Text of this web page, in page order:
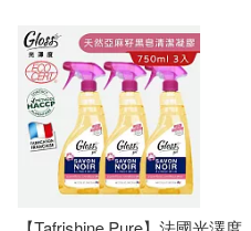
王連
王連華(1) 瑞佩
簡嘉誠(1)
聯合國糧食及農業組織
氣象出版社(1)
江蘇人民出版社(1)